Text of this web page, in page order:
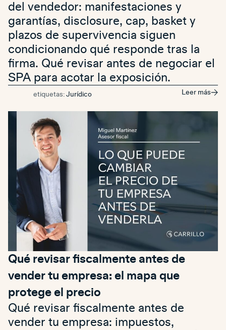
del vendedor: manifestaciones y
garantías, disclosure, cap, basket y
plazos de supervivencia siguen
condicionando qué responde tras la
firma. Qué revisar antes de negociar el
SPA para acotar la exposición.
etiquetas: Jurídico Leer más
Qué revisar fiscalmente antes de
vender tu empresa: el mapa que
protege el precio
Qué revisar fiscalmente antes de
vender tu empresa: impuestos,